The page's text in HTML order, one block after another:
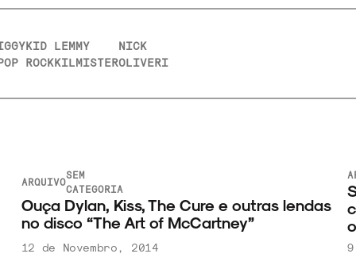
KID
ROCK
LEMMY
KILMISTER
NICK
OLIVERI
ARQUIVO
SEM
CATEGORIA
Ouça Dylan, Kiss, The Cure e outras lendas
no disco “The Art of McCartney”
12 de Novembro, 2014